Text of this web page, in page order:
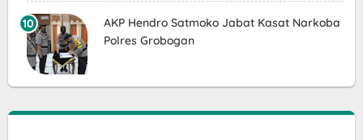
AKP Hendro Satmoko Jabat Kasat Narkoba
Polres Grobogan